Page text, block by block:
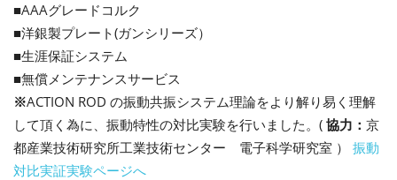
■AAAグレードコルク
■洋銀製プレート(ガンシリーズ）
■生涯保証システム
■無償メンテナンスサービス
※ACTION ROD の振動共振システム理論をより解り易く理解
して頂く為に、振動特性の対比実験を行いました。( 協力： 京
都産業技術研究所工業技術センター 電子科学研究室 ）
振動
対比実証実験ページへ